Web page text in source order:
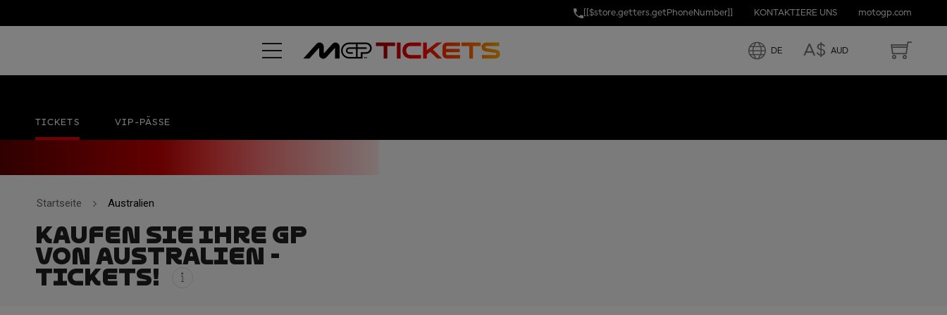
[[$store.getters.getPhoneNumber]] KONTAKTIERE UNS motogp.com
DE A$ AUD
GRAND PRIX OF AUSTRALIA
TICKETS VIP-PÄSSE
Startseite Australien
KAUFEN SIE IHRE GP
VON AUSTRALIEN -
TICKETS!